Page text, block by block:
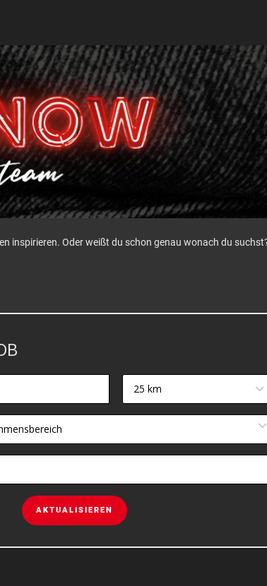
inspirieren. Oder weißt du schon genau wonach du
25 km
AKTUALISIEREN